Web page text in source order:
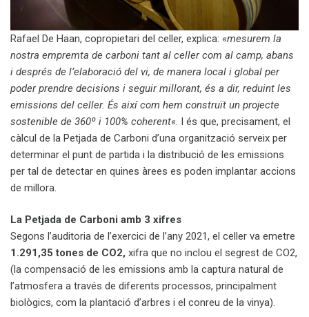
Rafael De Haan, copropietari del celler, explica: «mesurem la
nostra empremta de carboni tant al celler com al camp, abans
i després de l’elaboració del vi, de manera local i global per
poder prendre decisions i seguir millorant, és a dir, reduint les
emissions del celler. És així com hem construït un projecte
sostenible de 360º i 100% coherent«. I és que, precisament, el
càlcul de la Petjada de Carboni d’una organització serveix per
determinar el punt de partida i la distribució de les emissions
per tal de detectar en quines àrees es poden implantar accions
de millora.
La Petjada de Carboni amb 3 xifres
Segons l’auditoria de l’exercici de l’any 2021, el celler va emetre
1.291,35 tones de CO2, xifra que no inclou el segrest de CO2,
(la compensació de les emissions amb la captura natural de
l’atmosfera a través de diferents processos, principalment
biològics, com la plantació d’arbres i el conreu de la vinya).